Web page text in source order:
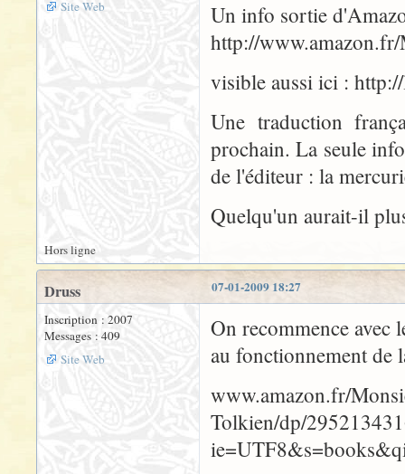
Site Web
Un info sortie
http://
visible aussi ici :
Une traduction
prochain. La seule
de l'éditeur : la
Quelqu'un aurait-il
Hors ligne
07-01-2009 18:27
Druss
Inscription : 2007
Messages : 409
Site Web
On recommence avec
au fonctionnement de
www.amazon.fr/
Tolkien/dp/